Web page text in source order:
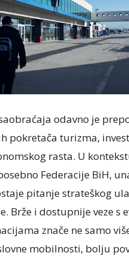
odavno je
pokretača turizma,
rasta. U
Federacije BiH,
pitanje strateškog
Brže i dostupnije veze s
znače ne samo
mobilnosti, bolju